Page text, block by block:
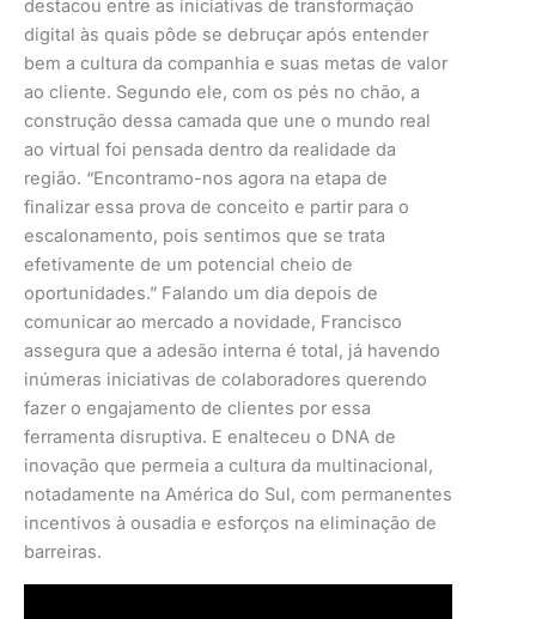
destacou entre as iniciativas de transformação
digital às quais pôde se debruçar após entender
bem a cultura da companhia e suas metas de valor
ao cliente. Segundo ele, com os pés no chão, a
construção dessa camada que une o mundo real
ao virtual foi pensada dentro da realidade da
região. “Encontramo-nos agora na etapa de
finalizar essa prova de conceito e partir para o
escalonamento, pois sentimos que se trata
efetivamente de um potencial cheio de
oportunidades.” Falando um dia depois de
comunicar ao mercado a novidade, Francisco
assegura que a adesão interna é total, já havendo
inúmeras iniciativas de colaboradores querendo
fazer o engajamento de clientes por essa
ferramenta disruptiva. E enalteceu o DNA de
inovação que permeia a cultura da multinacional,
notadamente na América do Sul, com permanentes
incentivos à ousadia e esforços na eliminação de
barreiras.